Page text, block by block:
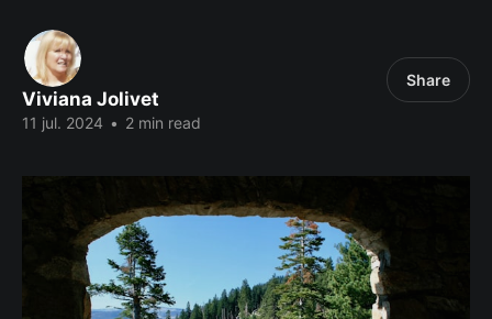
Viviana Jolivet
11 jul. 2024 • 2 min read
Share